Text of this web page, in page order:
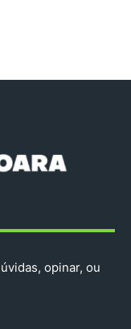
opinar, ou